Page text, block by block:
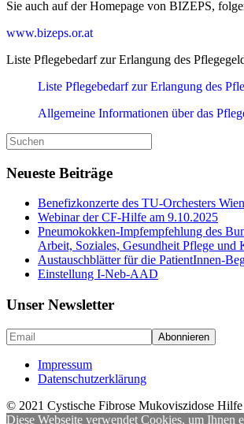
Sie auch auf der Homepage von BIZEPS,
www.bizeps.or.at
Liste Pflegebedarf zur Erlangung des
Liste Pflegebedarf zur Erlangung des
Allgemeine Informationen über das
Suche
nach:
Neueste Beiträge
Benefizkonzerte des TU-Orchesters Wien
Webinar der CF-Hilfe am 9.10.2025
Pneumokokken-Impfempfehlung des
Arbeit, Soziales, Gesundheit Pflege und
Austauschblätter für die PatientInnen-
Einstellung I-Neb-AAD
Unser Newsletter
Impressum
Datenschutzerklärung
© 2021 Cystische Fibrose Mukoviszidose
Diese Webseite verwendet Cookies, um Ihnen